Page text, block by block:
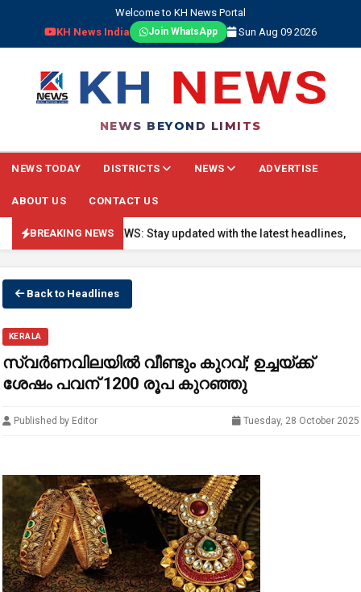
Welcome to KH News Portal
KH News India
Join WhatsApp Sun Aug 09 2026
NEWS BEYOND LIMITS
NEWS TODAY DISTRICTS NEWS ADVERTISE
ABOUT US CONTACT US
BREAKING NEWS
🔴 BREAKING NEWS: Stay updated with the latest headlines,
Back to Headlines
KERALA
സ്വർണവിലയിൽ വീണ്ടും കുറവ്; ഉച്ചയ്ക്ക്
ശേഷം പവന് 1200 രൂപ കുറഞ്ഞു
Published by Editor Tuesday, 28 October 2025